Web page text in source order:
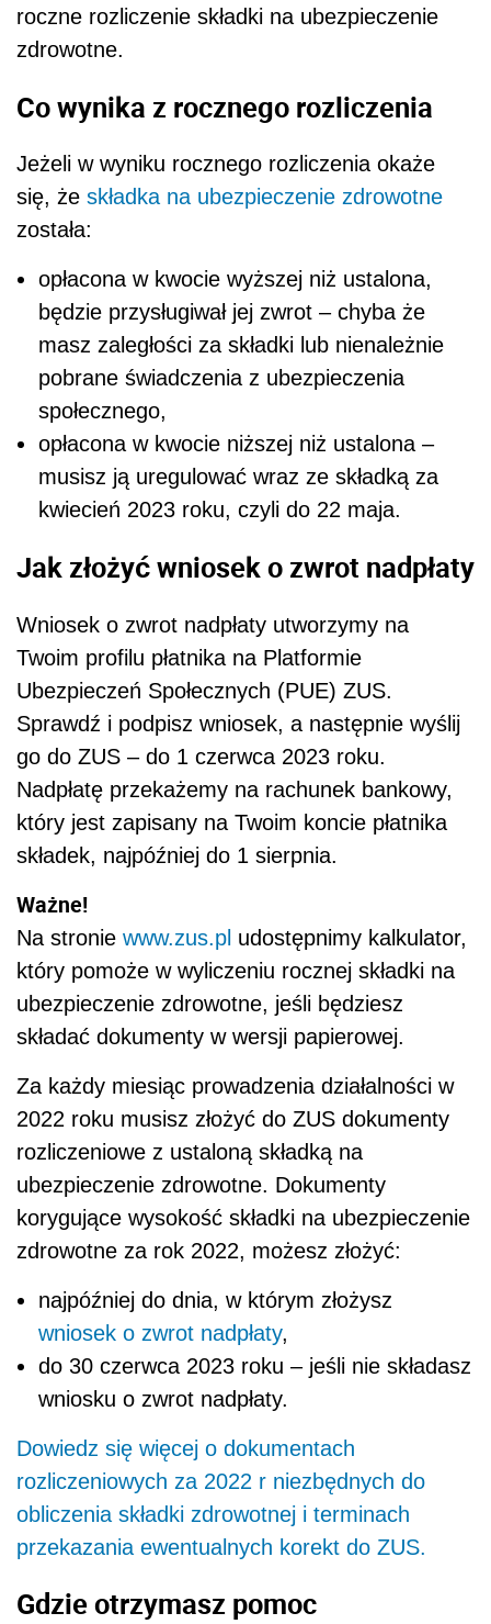
roczne rozliczenie składki na ubezpieczenie
zdrowotne.
Co wynika z rocznego rozliczenia
Jeżeli w wyniku rocznego rozliczenia okaże
się, że składka na ubezpieczenie zdrowotne
została:
opłacona w kwocie wyższej niż ustalona,
będzie przysługiwał jej zwrot – chyba że
masz zaległości za składki lub nienależnie
pobrane świadczenia z ubezpieczenia
społecznego,
opłacona w kwocie niższej niż ustalona –
musisz ją uregulować wraz ze składką za
kwiecień 2023 roku, czyli do 22 maja.
Jak złożyć wniosek o zwrot nadpłaty
Wniosek o zwrot nadpłaty utworzymy na
Twoim profilu płatnika na Platformie
Ubezpieczeń Społecznych (PUE) ZUS.
Sprawdź i podpisz wniosek, a następnie wyślij
go do ZUS – do 1 czerwca 2023 roku.
Nadpłatę przekażemy na rachunek bankowy,
który jest zapisany na Twoim koncie płatnika
składek, najpóźniej do 1 sierpnia.
Ważne!
Na stronie www.zus.pl udostępnimy kalkulator,
który pomoże w wyliczeniu rocznej składki na
ubezpieczenie zdrowotne, jeśli będziesz
składać dokumenty w wersji papierowej.
Za każdy miesiąc prowadzenia działalności w
2022 roku musisz złożyć do ZUS dokumenty
rozliczeniowe z ustaloną składką na
ubezpieczenie zdrowotne. Dokumenty
korygujące wysokość składki na ubezpieczenie
zdrowotne za rok 2022, możesz złożyć:
najpóźniej do dnia, w którym złożysz
wniosek o zwrot nadpłaty,
do 30 czerwca 2023 roku – jeśli nie składasz
wniosku o zwrot nadpłaty.
Dowiedz się więcej o dokumentach
rozliczeniowych za 2022 r niezbędnych do
obliczenia składki zdrowotnej i terminach
przekazania ewentualnych korekt do ZUS.
Gdzie otrzymasz pomoc